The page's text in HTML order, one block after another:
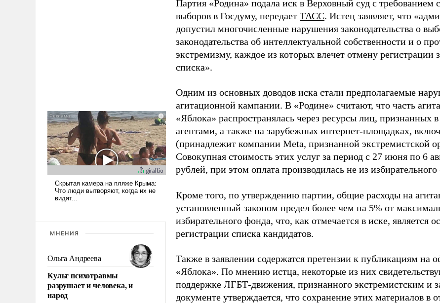
МНЕНИЯ
Ольга Андреева
Культ психотравмы
разрушает и человека, и
народ
Партия «Родина» подала иск в Верховный суд с требованием
выборов в Госдуму, передает ТАСС. Истец заявляет, что
допустил многочисленные нарушения законодательства о
законодательства об интеллектуальной собственности и о
экстремизму, каждое из которых влечет отмену регистрации
списка».
Одним из основных доводов иска стали предполагаемые
агитационной кампании. В «Родине» считают, что часть
«Яблока» распространялась через ресурсы лиц, признанных
агентами, а также на зарубежных интернет-площадках,
(принадлежит компании Meta, признанной экстремистской
Совокупная стоимость этих услуг за период с 27 июня по 6
рублей, при этом оплата производилась не из
Кроме того, по утверждению партии, общие расходы на
установленный законом предел более чем на 5% от
избирательного фонда, что, как отмечается в иске, является
регистрации списка кандидатов.
Также в заявлении содержатся претензии к публикациям на
«Яблока». По мнению истца, некоторые из них
поддержке ЛГБТ-движения, признанного экстремистским
документе утверждается, что сохранение этих материалов в